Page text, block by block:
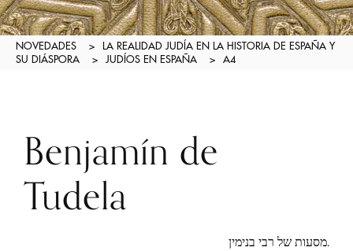
NOVEDADES >
LA REALIDAD JUDÍA EN LA HISTORIA DE ESPAÑA Y
SU DIÁSPORA
> JUDÍOS EN ESPAÑA > A4
Benjamín de
Tudela
מסעות של רבי בנימין.